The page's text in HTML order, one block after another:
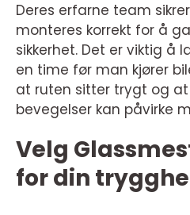
Deres erfarne team
monteres korrekt for å
sikkerhet. Det er viktig å
en time før man kjører
at ruten sitter trygt og
bevegelser kan påvirke
Velg
for din